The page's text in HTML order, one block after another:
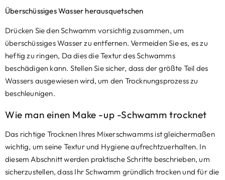
Überschüssiges Wasser herausquetschen
Drücken Sie den Schwamm vorsichtig zusammen, um
überschüssiges Wasser zu entfernen. Vermeiden Sie es, es zu
heftig zu ringen, Da dies die Textur des Schwamms
beschädigen kann. Stellen Sie sicher, dass der größte Teil des
Wassers ausgewiesen wird, um den Trocknungsprozess zu
beschleunigen.
Wie man einen Make -up -Schwamm trocknet
Das richtige Trocknen Ihres Mixerschwamms ist gleichermaßen
wichtig, um seine Textur und Hygiene aufrechtzuerhalten. In
diesem Abschnitt werden praktische Schritte beschrieben, um
sicherzustellen, dass Ihr Schwamm gründlich trocken und für die